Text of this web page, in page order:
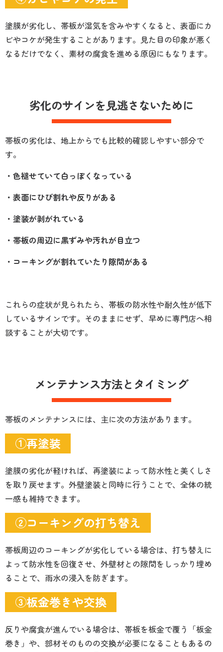
塗膜が劣化し、帯板が湿気を含みやすくなると、表面にカ
ビやコケが発生することがあります。見た目の印象が悪く
なるだけでなく、素材の腐食を進める原因にもなります。
劣化のサインを見逃さないために
帯板の劣化は、地上からでも比較的確認しやすい部分で
す。
・色褪せていて白っぽくなっている
・表面にひび割れや反りがある
・塗装が剥がれている
・帯板の周辺に黒ずみや汚れが目立つ
・コーキングが割れていたり隙間がある
これらの症状が見られたら、帯板の防水性や耐久性が低下
しているサインです。そのままにせず、早めに専門店へ相
談することが大切です。
メンテナンス方法とタイミング
帯板のメンテナンスには、主に次の方法があります。
①再塗装
塗膜の劣化が軽ければ、再塗装によって防水性と美くしさ
を取り戻せます。外壁塗装と同時に行うことで、全体の統
一感も維持できます。
②コーキングの打ち替え
帯板周辺のコーキングが劣化している場合は、打ち替えに
よって防水性を回復させ、外壁材との隙間をしっかり埋め
ることで、雨水の浸入を防ぎます。
③板金巻きや交換
反りや腐食が進んでいる場合は、帯板を板金で覆う「板金
巻き」や、部材そのものの交換が必要になることもあるの